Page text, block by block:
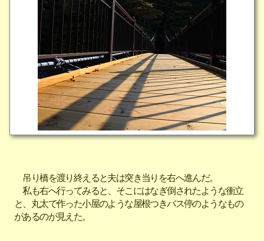
吊り橋を渡り終えると夫は突き当りを右へ進んだ。
私も右へ行ってみると、そこにはなぎ倒されたような衝立
と、丸太で作った小屋のような屋根つきバス停のようなもの
があるのが見えた。